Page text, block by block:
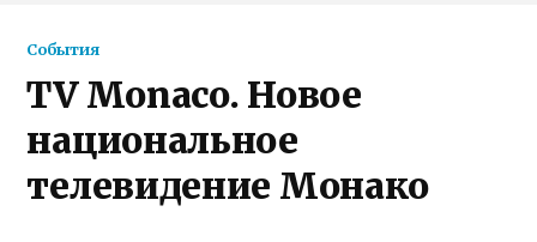
События
TV Monaco. Новое
национальное
телевидение Монако